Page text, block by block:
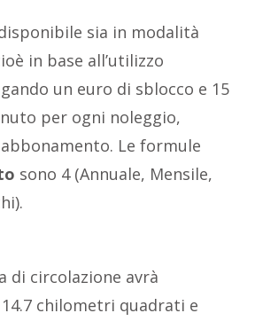
sia in modalità
in base all’utilizzo
un euro di sblocco e 15
per ogni noleggio,
Le formule
sono 4 (Annuale, Mensile,
di circolazione avrà
14.7 chilometri quadrati e